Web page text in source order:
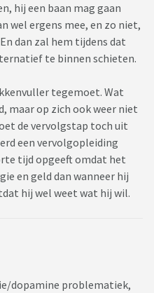
hij een baan mag gaan
wel ergens mee, en zo niet,
dan zal hem tijdens dat
te binnen schieten.
tegemoet. Wat
maar op zich ook weer niet
de vervolgstap toch uit
een vervolgopleiding
tijd opgeeft omdat het
en geld dan wanneer hij
hij wel weet wat hij wil.
dopamine problematiek,